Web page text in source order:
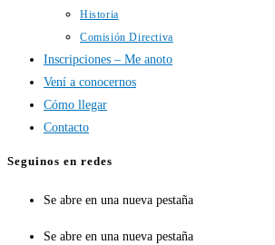
Historia
Comisión Directiva
Inscripciones – Me anoto
Vení a conocernos
Cómo llegar
Contacto
Seguinos en redes
Se abre en una nueva pestaña
Se abre en una nueva pestaña